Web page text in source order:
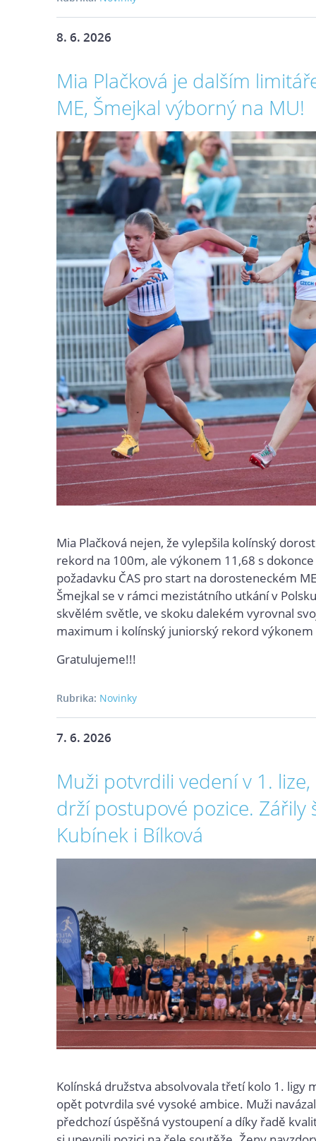
8. 6. 2026
Mia Plačková je dalším
ME, Šmejkal výborný na MU!
Mia Plačková nejen, že vylepšila kolínský
rekord na 100m, ale výkonem 11,68 s
požadavku ČAS pro start na dorosteneckém
Šmejkal se v rámci mezistátního utkání v
skvělém světle, ve skoku dalekém vyrovnal
maximum i kolínský juniorský rekord výkonem
Gratulujeme!!!
Rubrika: Novinky
7. 6. 2026
Muži potvrdili vedení v 1. lize,
drží postupové pozice. Zářily
Kubínek i Bílková
Kolínská družstva absolvovala třetí kolo 1. ligy
opět potvrdila své vysoké ambice. Muži
předchozí úspěšná vystoupení a díky řadě